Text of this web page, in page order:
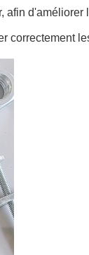
afin d'améliorer
correctement